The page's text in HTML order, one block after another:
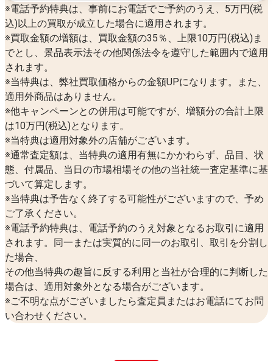
※電話予約特典は、事前にお電話でご予約のうえ、5万円(税
込)以上の買取が成立した場合に適用されます。
※買取金額の増額は、買取金額の35％、上限10万円(税込)ま
でとし、景品表示法その他関係法令を遵守した範囲内で適用
されます。
※当特典は、弊社買取価格からの金額UPになります。また、
適用外商品はありません。
※他キャンペーンとの併用は可能ですが、増額分の合計上限
は10万円(税込)となります。
※当特典は適用対象外の店舗がございます。
※通常査定額は、当特典の適用有無にかかわらず、品目、状
態、付属品、当日の市場相場その他の当社統一査定基準に基
づいて算定します。
※当特典は予告なく終了する可能性がございますので、予め
ご了承ください。
※電話予約特典は、電話予約のうえ対象となるお取引に適用
されます。同一または実質的に同一のお取引、取引を分割し
た場合、
その他当特典の趣旨に反する利用と当社が合理的に判断した
場合は、適用対象外となる場合がございます。
※ご不明な点がございましたら査定員またはお電話にてお問
い合わせください。